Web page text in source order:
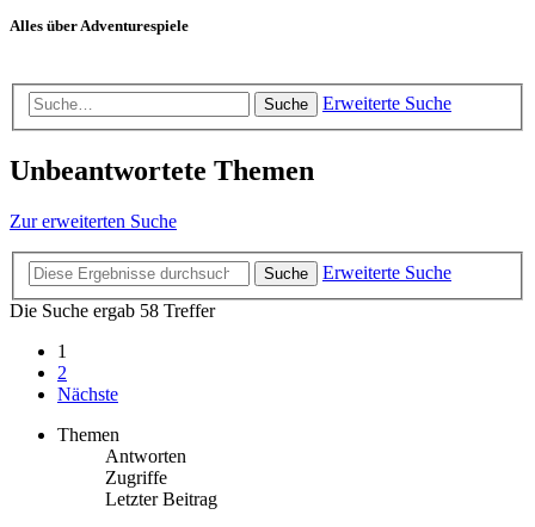
Alles über Adventurespiele
Suche Erweiterte Suche
Unbeantwortete Themen
Zur erweiterten Suche
Suche
Erweiterte Suche
Die Suche ergab 58 Treffer
1
2
Nächste
Themen
Antworten
Zugriffe
Letzter Beitrag